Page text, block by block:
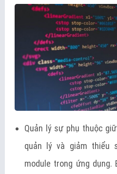
Quản lý sự phụ thuộc
quản lý và giảm thiểu
module trong ứng dụng.